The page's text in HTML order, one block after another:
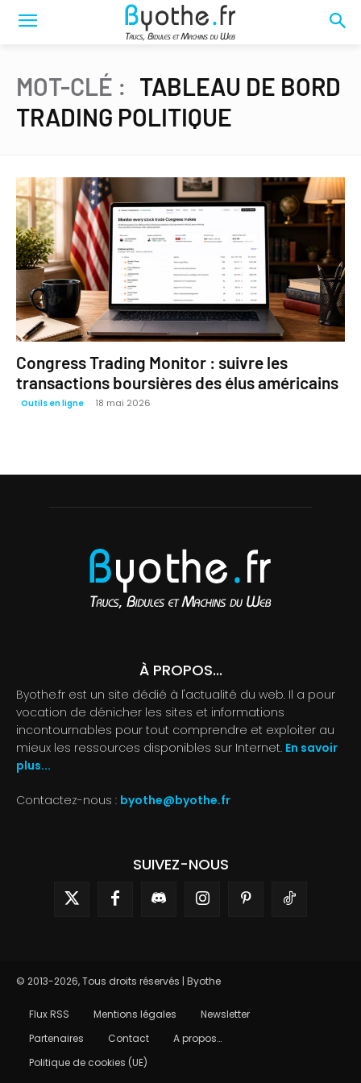
MOT-CLÉ : TABLEAU DE BORD
TRADING POLITIQUE
Congress Trading Monitor : suivre les
transactions boursières des élus américains
Outils en ligne 18 mai 2026
À PROPOS...
Byothe.fr est un site dédié à l'actualité du web. Il a pour
vocation de dénicher les sites et informations
incontournables pour tout comprendre et exploiter au
mieux les ressources disponibles sur Internet. En savoir
plus...
Contactez-nous : byothe@byothe.fr
SUIVEZ-NOUS
© 2013-2026, Tous droits réservés | Byothe
Flux RSS Mentions légales
Newsletter
Partenaires
Contact
A propos…
Politique de cookies (UE)